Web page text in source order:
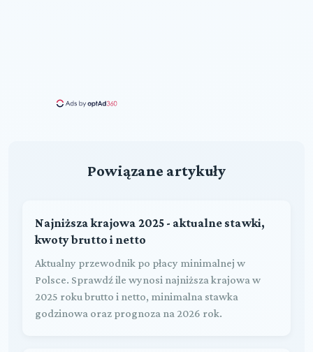
Powiązane artykuły
Najniższa krajowa 2025 - aktualne stawki,
kwoty brutto i netto
Aktualny przewodnik po płacy minimalnej w
Polsce. Sprawdź ile wynosi najniższa krajowa w
2025 roku brutto i netto, minimalna stawka
godzinowa oraz prognoza na 2026 rok.